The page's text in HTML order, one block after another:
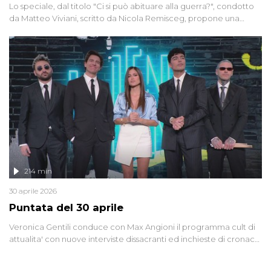
Lo speciale, dal titolo "Ci si può abituare alla guerra?", condotto
da Matteo Viviani, scritto da Nicola Remisceg, propone una
di settore - su quanto la guerra sia diventata una realtà pervasiva.
Anche se l'Italia non è direttamente coinvolta in conflitti armati, il
contesto globale rende impossibile considerarla un fenomeno
lontano.
Puntata del 30 aprile
214 min
30 aprile 2026
Veronica Gentili conduce con Max Angioni il programma cult di
attualita' con nuove interviste dissacranti ed inchieste di cronaca